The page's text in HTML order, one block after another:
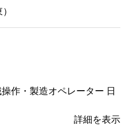
作・製造オペレーター 日
詳細を表示